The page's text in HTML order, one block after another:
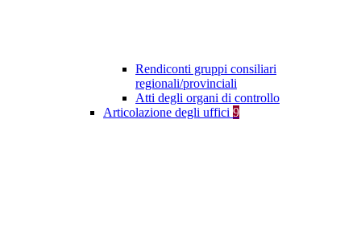
Rendiconti gruppi consiliari
regionali/provinciali
Atti degli organi di controllo
Articolazione degli uffici 9